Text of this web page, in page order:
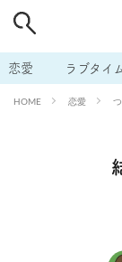
恋愛 ラブタイム
HOME 恋愛
# 出会う方法